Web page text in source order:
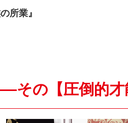
所業』
その【圧倒的才